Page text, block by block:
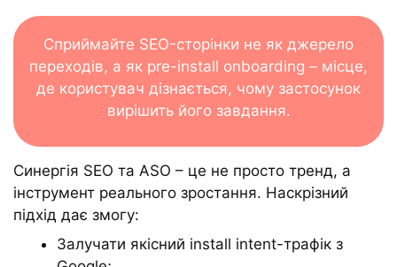
Сприймайте SEO-сторінки не як джерело
переходів, а як pre-install onboarding – місце,
де користувач дізнається, чому застосунок
вирішить його завдання.
Синергія SEO та ASO – це не просто тренд, а
інструмент реального зростання. Наскрізний
підхід дає змогу:
Залучати якісний install intent-трафік з